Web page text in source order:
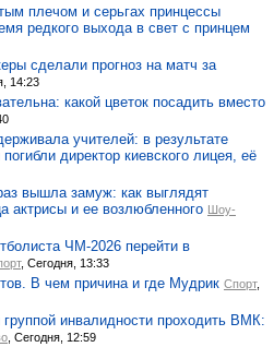
плечом и серьгах принцессы
редкого выхода в свет с принцем
сделали прогноз на матч за
14:23
какой цветок посадить вместо
учителей: в результате
директор киевского лицея, её
вышла замуж: как выглядят
актрисы и ее возлюбленного Шоу-
ЧМ-2026 перейти в
, Сегодня, 13:33
В чем причина и где Мудрик Спорт,
инвалидности проходить ВМК:
, Сегодня, 12:59